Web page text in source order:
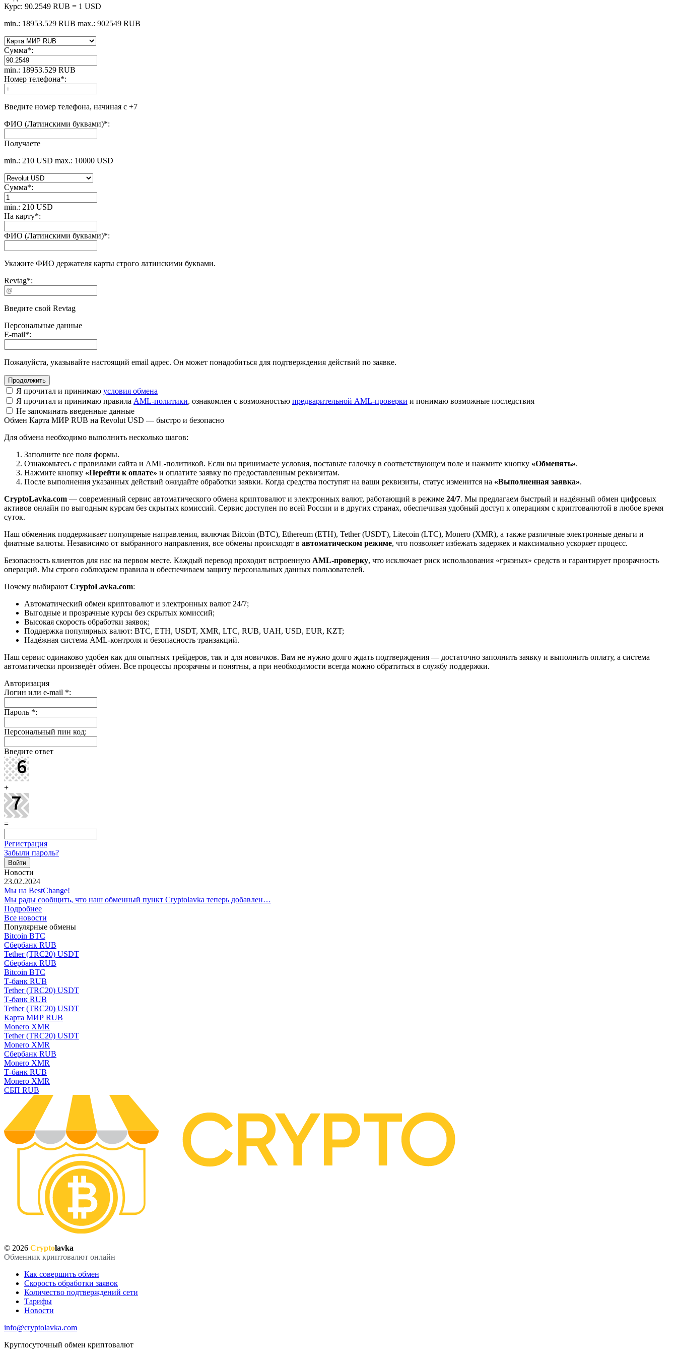
Курс: 90.2549 RUB = 1 USD
min.: 18953.529 RUB max.: 902549 RUB
Сумма*:
min.: 18953.529 RUB
Номер телефона*:
Введите номер телефона, начиная с +7
ФИО (Латинскими буквами)*:
Получаете
min.: 210 USD max.: 10000 USD
Сумма*:
min.: 210 USD
На карту*:
ФИО (Латинскими буквами)*:
Укажите ФИО держателя карты строго латинскими буквами.
Revtag*:
Введите свой Revtag
Персональные данные
E-mail*:
Пожалуйста, указывайте настоящий email адрес. Он может понадобиться для подтверждения действий по заявке.
Я прочитал и принимаю условия обмена
Я прочитал и принимаю правила AML-политики, ознакомлен с возможностью предварительной AML-проверки и понимаю возможные последствия
Не запоминать введенные данные
Обмен Карта МИР RUB на Revolut USD — быстро и безопасно
Для обмена необходимо выполнить несколько шагов:
Заполните все поля формы.
Ознакомьтесь с правилами сайта и AML-политикой. Если вы принимаете условия, поставьте галочку в соответствующем поле и нажмите кнопку «Обменять».
Нажмите кнопку «Перейти к оплате» и оплатите заявку по предоставленным реквизитам.
После выполнения указанных действий ожидайте обработки заявки. Когда средства поступят на ваши реквизиты, статус изменится на «Выполненная заявка».
CryptoLavka.com — современный сервис автоматического обмена криптовалют и электронных валют, работающий в режиме 24/7. Мы предлагаем быстрый и надёжный обмен цифровых
активов онлайн по выгодным курсам без скрытых комиссий. Сервис доступен по всей России и в других странах, обеспечивая удобный доступ к операциям с криптовалютой в любое время
суток.
Наш обменник поддерживает популярные направления, включая Bitcoin (BTC), Ethereum (ETH), Tether (USDT), Litecoin (LTC), Monero (XMR), а также различные электронные деньги и
фиатные валюты. Независимо от выбранного направления, все обмены происходят в автоматическом режиме, что позволяет избежать задержек и максимально ускоряет процесс.
Безопасность клиентов для нас на первом месте. Каждый перевод проходит встроенную AML-проверку, что исключает риск использования «грязных» средств и гарантирует прозрачность
операций. Мы строго соблюдаем правила и обеспечиваем защиту персональных данных пользователей.
Почему выбирают CryptoLavka.com:
Автоматический обмен криптовалют и электронных валют 24/7;
Выгодные и прозрачные курсы без скрытых комиссий;
Высокая скорость обработки заявок;
Поддержка популярных валют: BTC, ETH, USDT, XMR, LTC, RUB, UAH, USD, EUR, KZT;
Надёжная система AML-контроля и безопасность транзакций.
Наш сервис одинаково удобен как для опытных трейдеров, так и для новичков. Вам не нужно долго ждать подтверждения — достаточно заполнить заявку и выполнить оплату, а система
автоматически произведёт обмен. Все процессы прозрачны и понятны, а при необходимости всегда можно обратиться в службу поддержки.
Авторизация
Логин или e-mail *:
Пароль *:
Персональный пин код:
Введите ответ
+
=
Регистрация
Забыли пароль?
Новости
23.02.2024
Мы на BestChange!
Мы рады сообщить, что наш обменный пункт Cryptolavka теперь добавлен…
Подробнее
Все новости
Популярные обмены
Bitcoin BTC
Сбербанк RUB
Tether (TRC20) USDT
Сбербанк RUB
Bitcoin BTC
Т-банк RUB
Tether (TRC20) USDT
Т-банк RUB
Tether (TRC20) USDT
Карта МИР RUB
Monero XMR
Tether (TRC20) USDT
Monero XMR
Сбербанк RUB
Monero XMR
Т-банк RUB
Monero XMR
СБП RUB
© 2026 Cryptolavka
Обменник криптовалют онлайн
Как совершить обмен
Скорость обработки заявок
Количество подтверждений сети
Тарифы
Новости
info@cryptolavka.com
Круглосуточный обмен криптовалют